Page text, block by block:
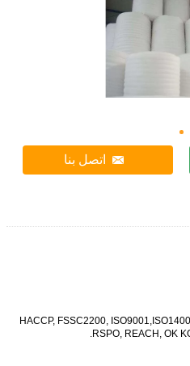
اتصل بنا
HACCP, FSSC2200,
RSPO, REACH, OK